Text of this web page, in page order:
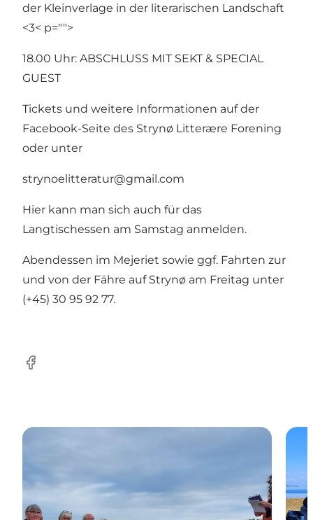
der Kleinverlage in der literarischen Landschaft
<3< p="">
18.00 Uhr: ABSCHLUSS MIT SEKT & SPECIAL
GUEST
Tickets und weitere Informationen auf der
Facebook-Seite des Strynø Litterære Forening
oder unter
strynoelitteratur@gmail.com
Hier kann man sich auch für das
Langtischessen am Samstag anmelden.
Abendessen im Mejeriet sowie ggf. Fahrten zur
und von der Fähre auf Strynø am Freitag unter
(+45) 30 95 92 77.
facebook